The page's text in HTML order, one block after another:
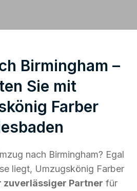
Birmingham –
Sie mit
Farber
nach Birmingham? Egal
liegt, Umzugskönig Farber
zuverlässiger Partner für